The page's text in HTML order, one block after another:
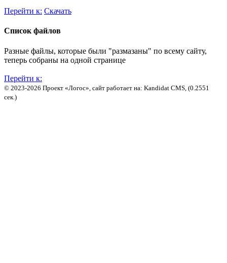
Перейти к: Скачать
Список файлов
Разные файлы, которые были "размазаны" по всему сайту,
теперь собраны на одной странице
Перейти к:
© 2023-2026 Проект «Логос», сайт работает на: Kandidat CMS, (0.2551
сек.)